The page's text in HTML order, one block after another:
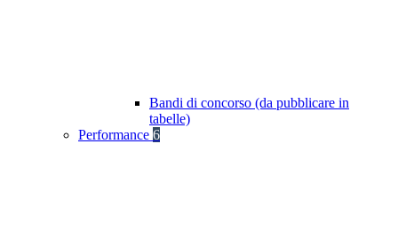
Bandi di concorso (da pubblicare in
tabelle)
Performance 6